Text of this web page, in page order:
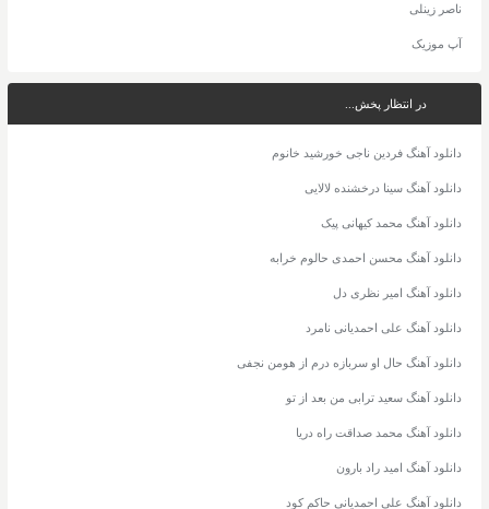
ناصر زینلی
آپ موزیک
در انتظار پخش...
دانلود آهنگ فردین ناجی خورشید خانوم
دانلود آهنگ سینا درخشنده لالایی
دانلود آهنگ محمد کیهانی پیک
دانلود آهنگ محسن احمدی حالوم خرابه
دانلود آهنگ امیر نظری دل
دانلود آهنگ علی احمدیانی نامرد
دانلود آهنگ حال او سربازه درم از هومن نجفی
دانلود آهنگ سعید ترابی من بعد از تو
دانلود آهنگ محمد صداقت راه دریا
دانلود آهنگ امید راد بارون
دانلود آهنگ علی احمدیانی حاکم کود